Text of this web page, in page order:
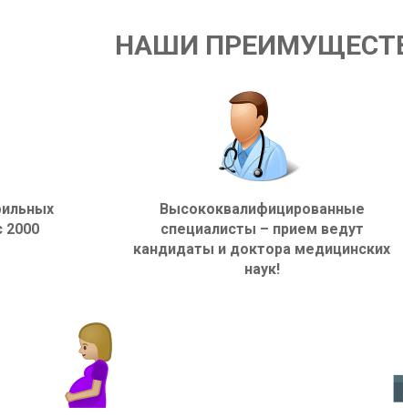
НАШИ
2000
Высококвалифицированные
специалисты – прием ведут
кандидаты и доктора медицинских
наук!